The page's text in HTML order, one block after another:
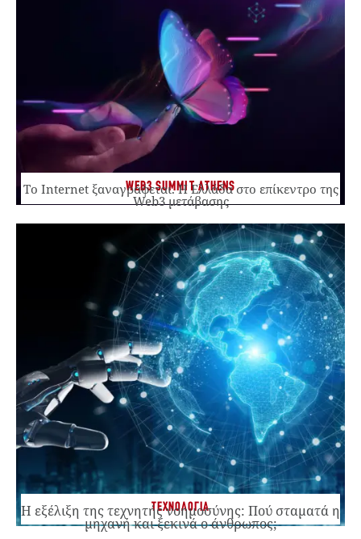
WEB3 SUMMIT ATHENS
Το Internet ξαναγράφεται. Η Ελλάδα στο επίκεντρο της
Web3 μετάβασης
ΤΕΧΝΟΛΟΓΙΑ
Η εξέλιξη της τεχνητής νοημοσύνης: Πού σταματά η
μηχανή και ξεκινά ο άνθρωπος;